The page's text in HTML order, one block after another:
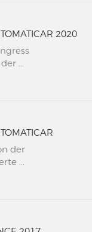
2020
...
der
...